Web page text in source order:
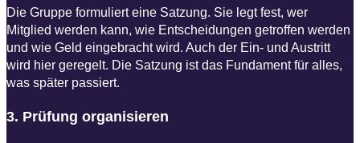
Die Gruppe formuliert eine Satzung. Sie legt fest, wer
Mitglied werden kann, wie Entscheidungen getroffen werden
und wie Geld eingebracht wird. Auch der Ein- und Austritt
wird hier geregelt. Die Satzung ist das Fundament für alles,
was später passiert.
3. Prüfung organisieren​